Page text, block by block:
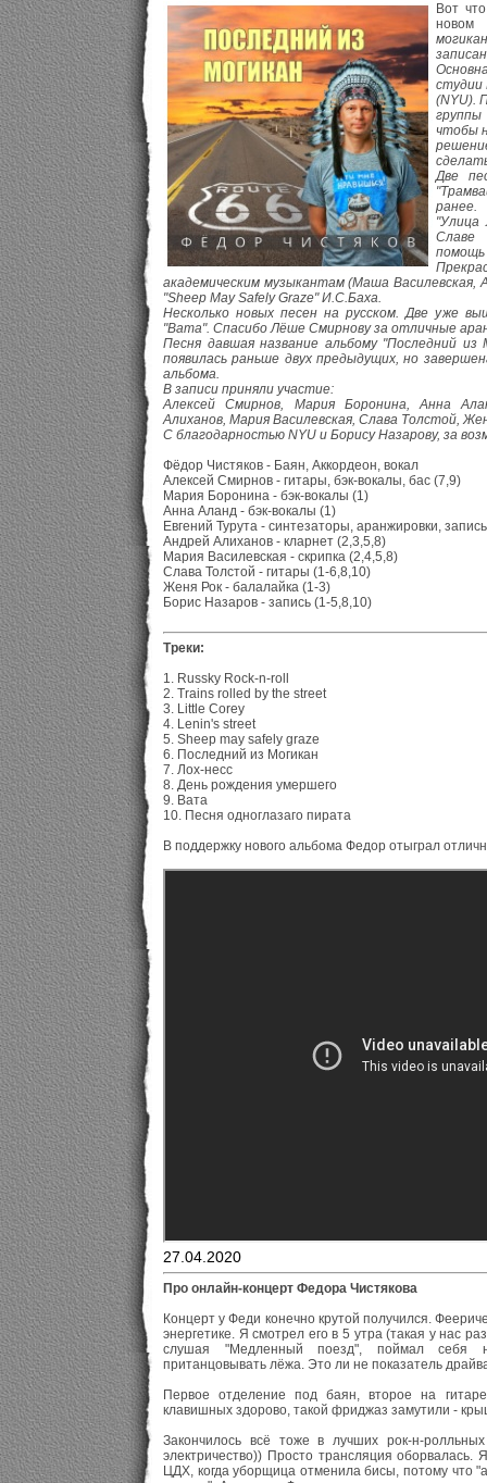
Вот
студии
(NYU).
чтобы
Две
ранее.
"Улица
Славе
помощь
академическим музыкантам (Маша Василевская,
"Sheep May Safely Graze" И.С.Баха.
Несколько новых песен на русском. Две уже
"Вата". Спасибо Лёше Смирнову за отличные
Песня давшая название альбому "Последний из
появилась раньше двух предыдущих, но
альбома.
В записи приняли участие:
Алексей Смирнов, Мария Боронина, Анна
Алиханов, Мария Василевская, Слава Толстой,
С благодарностью NYU и Борису Назарову, за
Фёдор Чистяков - Баян, Аккордеон, вокал
Алексей Смирнов - гитары, бэк-вокалы, бас (7,9)
Мария Боронина - бэк-вокалы (1)
Анна Аланд - бэк-вокалы (1)
Евгений Турута - синтезаторы, аранжировки,
Андрей Алиханов - кларнет (2,3,5,8)
Мария Василевская - скрипка (2,4,5,8)
Слава Толстой - гитары (1-6,8,10)
Женя Рок - балалайка (1-3)
Борис Назаров - запись (1-5,8,10)
Треки:
1. Russky Rock-n-roll
2. Trains rolled by the street
3. Little Corey
4. Lenin's street
5. Sheep may safely graze
6. Последний из Могикан
7. Лох-несс
8. День рождения умершего
9. Вата
10. Песня одноглазаго пирата
В поддержку нового альбома Федор отыграл
27.04.2020
Про онлайн-концерт Федора Чистякова
Концерт у Феди конечно крутой получился.
энергетике. Я смотрел его в 5 утра (такая у нас
слушая "Медленный поезд", поймал
пританцовывать лёжа. Это ли не показатель
Первое отделение под баян, второе на
клавишных здорово, такой фриджаз замутили -
Закончилось всё тоже в лучших рок-н-
электричество)) Просто трансляция
ЦДХ, когда уборщица отменила бисы, потому что